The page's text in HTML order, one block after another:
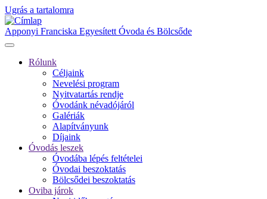
Ugrás a tartalomra
Apponyi Franciska Egyesített Óvoda és Bölcsőde
navigáció
Rólunk
Céljaink
Nevelési program
Nyitvatartás rendje
Óvodánk névadójáról
Galériák
Alapítványunk
Díjaink
Óvodás leszek
Óvodába lépés feltételei
Óvodai beszoktatás
Bölcsődei beszoktatás
Oviba járok